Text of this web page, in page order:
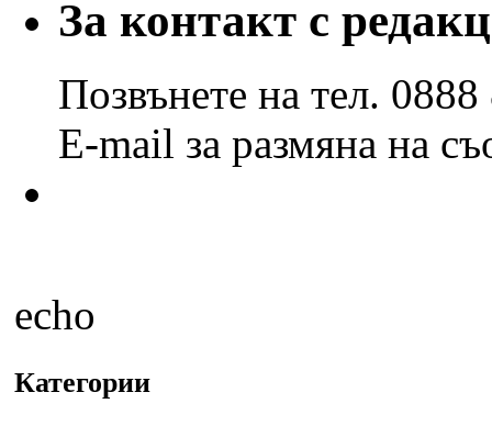
и
месеци
За контакт с
Позвънете на тел.
E-mail за размяна на
echo
Категории